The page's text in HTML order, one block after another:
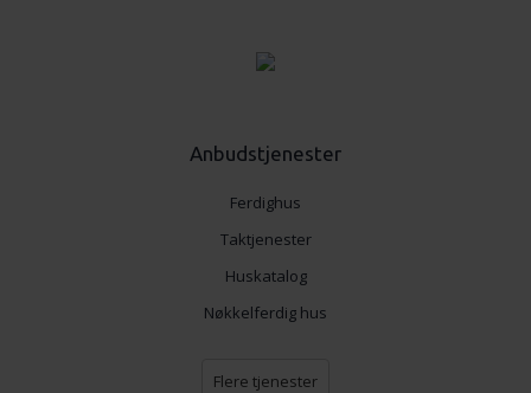
Anbudstjenester
Ferdighus
Taktjenester
Huskatalog
Nøkkelferdig hus
Flere tjenester